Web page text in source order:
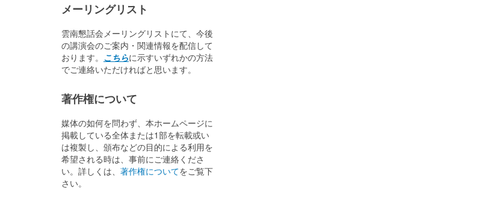
メーリングリスト
雲南懇話会メーリングリストにて、今後
の講演会のご案内・関連情報を配信して
おります。 こちらに示すいずれかの方法
でご連絡いただければと思います。
著作権について
媒体の如何を問わず、本ホームページに
掲載している全体または1部を転載或い
は複製し、頒布などの目的による利用を
希望される時は、事前にご連絡くださ
い。詳しくは、 著作権についてをご覧下
さい。